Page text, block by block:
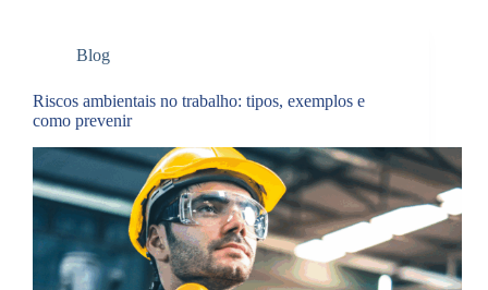
Blog
Riscos ambientais no trabalho: tipos, exemplos e
como prevenir